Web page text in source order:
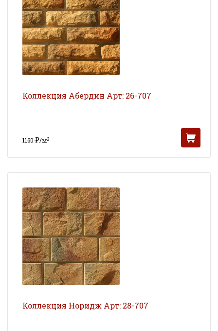
Коллекция Абердин Арт: 26-707
1160Р/м2
Коллекция Норидж Арт: 28-707